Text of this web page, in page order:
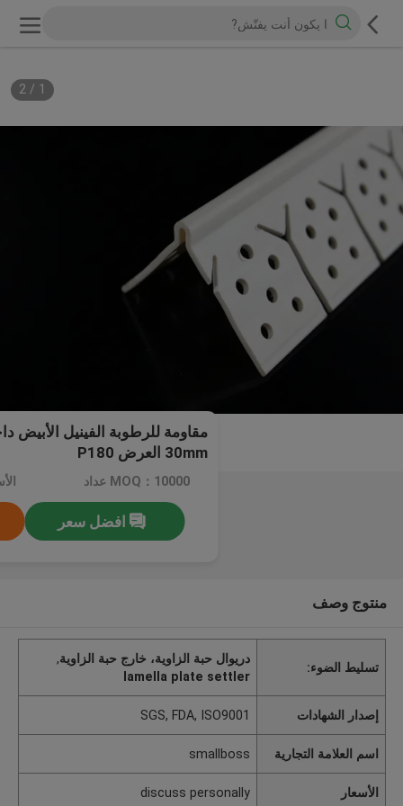
1
/
2
مقاومة للرطوبة الفينيل الأبيض
30mm العرض P180
MOQ：10000 عداد
افضل سعر
منتوج وصف
تسليط الضوء:
دريوال حبة الزاوية، خارج حبة الزاوية,
lamella plate settler
إصدار الشهادات SGS, FDA, ISO9001
اسم العلامة التجارية smallboss
الأسعار discuss personally